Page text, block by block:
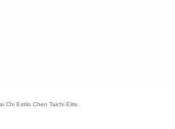
Chi Estilo Chen Taichi Elite.